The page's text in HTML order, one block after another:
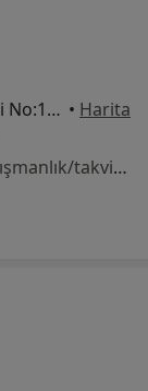
Bulgurlu Mahallesi Alemdağ Caddesi No:100, Üsküdar • Harita
Bu uzman ilgili adres için online danışmanlık/takvim sunmuyor.